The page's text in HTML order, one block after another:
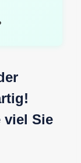
viel Sie